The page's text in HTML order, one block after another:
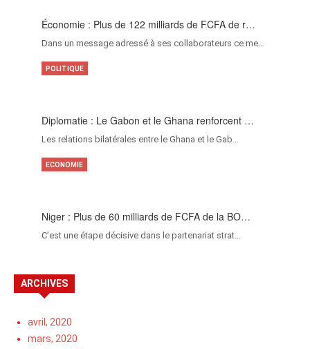
Économie : Plus de 122 milliards de FCFA de r…
Dans un message adressé à ses collaborateurs ce me…
Diplomatie : Le Gabon et le Ghana renforcent …
Les relations bilatérales entre le Ghana et le Gab…
POLITIQUE
Niger : Plus de 60 milliards de FCFA de la BO…
C’est une étape décisive dans le partenariat strat…
ECONOMIE
ARCHIVES
avril, 2020
mars, 2020